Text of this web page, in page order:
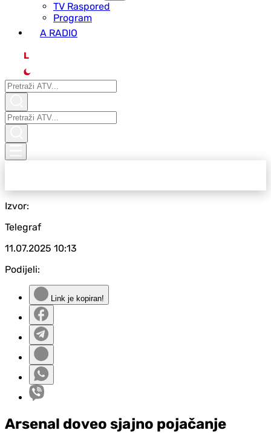
ТV Raspored
Program
A RADIO
L
Izvor:
Telegraf
11.07.2025 10:13
Podijeli:
Link je kopiran!
Arsenal doveo sjajno pojačanje